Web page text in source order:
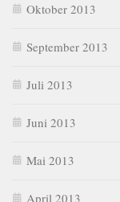
Oktober 2013
September 2013
Juli 2013
Juni 2013
Mai 2013
April 2013